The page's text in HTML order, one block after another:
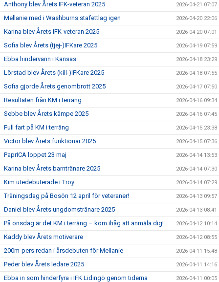
Anthony blev Årets IFK-veteran 2025 2026-04-21 07:07
Mellanie med i Washburns stafettlag igen 2026-04-20 22:06
Karina blev Årets IFK-veteran 2025 2026-04-20 07:01
Sofia blev Årets (tjej-)IFKare 2025 2026-04-19 07:59
Ebba hindervann i Kansas 2026-04-18 23:29
Lörstad blev Årets (kill-)IFKare 2025 2026-04-18 07:55
Sofia gjorde Årets genombrott 2025 2026-04-17 07:50
Resultaten från KM i terräng 2026-04-16 09:34
Sebbe blev Årets kämpe 2025 2026-04-16 07:45
Full fart på KM i terräng 2026-04-15 23:38
Victor blev Årets funktionär 2025 2026-04-15 07:36
PaprICA loppet 23 maj 2026-04-14 13:53
Karina blev Årets barntränare 2025 2026-04-14 07:30
Kim utedebuterade i Troy 2026-04-14 07:29
Träningsdag på Bosön 12 april för veteraner! 2026-04-13 09:57
Daniel blev Årets ungdomstränare 2025 2026-04-13 08:41
På onsdag är det KM i terräng – kom ihåg att anmäla dig! 2026-04-12 10:14
Kaddy blev Årets motiverare 2026-04-12 08:55
200m-pers redan i årsdebuten för Mellanie 2026-04-11 15:48
Peder blev Årets ledare 2025 2026-04-11 14:16
Ebba in som hinderfyra i IFK Lidingö genom tiderna 2026-04-11 00:05